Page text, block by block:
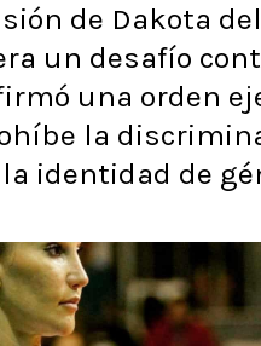
de Dakota
un desafío
una orden
la
identidad de